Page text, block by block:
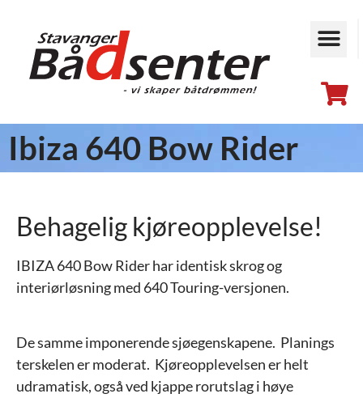
Ibiza 640 Bow Rider
Behagelig kjøreopplevelse!
IBIZA 640 Bow Rider har identisk skrog og
interiørløsning med 640 Touring-versjonen.
De samme imponerende sjøegenskapene. Planings
terskelen er moderat. Kjøreopplevelsen er helt
udramatisk, også ved kjappe rorutslag i høye